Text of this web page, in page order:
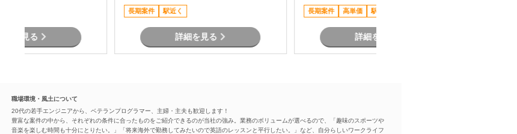
詳細を見る
ードバック ・プロジェクト関係者と
の調整・コミュニケーション
長期案件 駅近く
詳細を見る
進捗管理 ・開発チームとの調整およ
びマネジメント ・品質、課題、リス
各種報告 ・要件定義からリリースま
での推進支援
長期案件 高単価 駅近く
詳細を見る
職場環境・風土について
20代の若手エンジニアから、ベテランプログラマー、主婦・主夫も歓迎します！
豊富な案件の中から、それぞれの条件に合ったものをご紹介できるのが当社の強み。業務のボリュームが選べるので、「趣味のスポーツや
音楽を楽しむ時間も十分にとりたい。」「将来海外で勤務してみたいので英語のレッスンと平行したい。」など、自分らしいワークライフ